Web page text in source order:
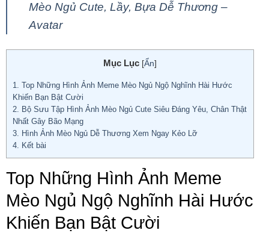
Mèo Ngủ Cute, Lầy, Bựa Dễ Thương –
Avatar
Mục Lục [Ẩn]
1. Top Những Hình Ảnh Meme Mèo Ngủ Ngộ Nghĩnh Hài Hước
Khiến Bạn Bật Cười
2. Bộ Sưu Tập Hình Ảnh Mèo Ngủ Cute Siêu Đáng Yêu, Chân Thật
Nhất Gây Bão Mạng
3. Hình Ảnh Mèo Ngủ Dễ Thương Xem Ngay Kẻo Lỡ
4. Kết bài
Top Những Hình Ảnh Meme
Mèo Ngủ Ngộ Nghĩnh Hài Hước
Khiến Bạn Bật Cười